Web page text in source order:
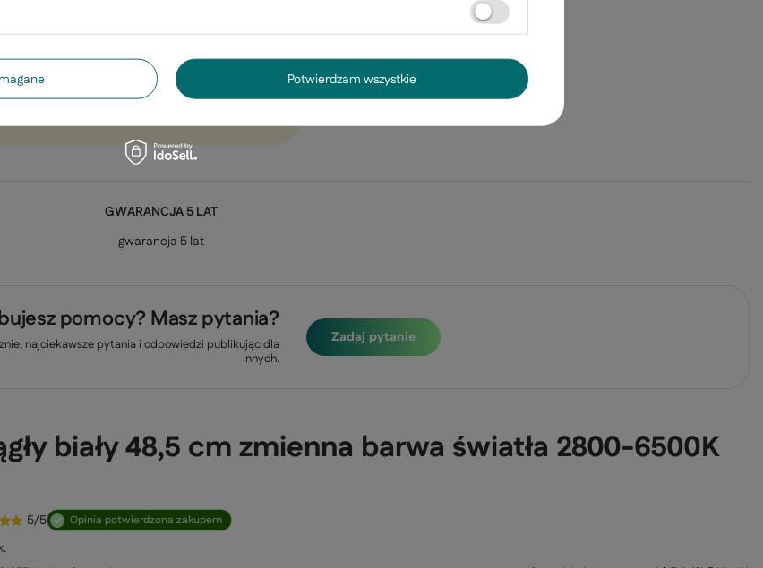
GWARANCJA 5 LAT
gwarancja 5 lat
pomocy? Masz pytania?
najciekawsze pytania i odpowiedzi publikując dla
innych.
Zadaj pytanie
biały 48,5 cm zmienna barwa światła 2800-6500K
5/5 Opinia potwierdzona zakupem
Potwierdzam wszystkie